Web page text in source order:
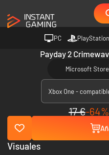
PC PlayStation
Payday 2
Microsoft Store
17 €-64%
Visuales